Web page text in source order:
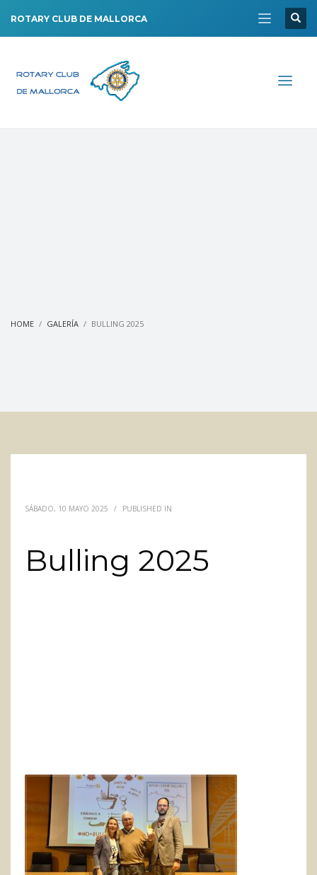
ROTARY CLUB DE MALLORCA
HOME GALERÍA BULLING 2025
SÁBADO, 10 MAYO 2025 / PUBLISHED IN
Bulling 2025